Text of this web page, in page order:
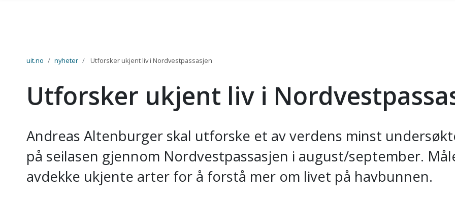
Gå til hovedinnhold
uit.no nyheter Utforsker ukjent liv i Nordvestpassasjen
Utforsker ukjent liv i
Andreas Altenburger skal utforske et av verdens minst
på seilasen gjennom Nordvestpassasjen i august/september.
avdekke ukjente arter for å forstå mer om livet på havbunnen.